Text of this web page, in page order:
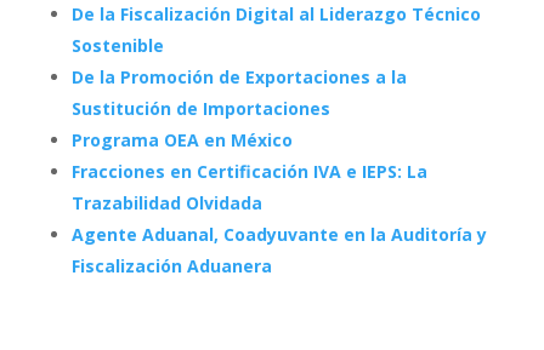
De la Fiscalización Digital al Liderazgo Técnico
Sostenible
De la Promoción de Exportaciones a la
Sustitución de Importaciones
Programa OEA en México
Fracciones en Certificación IVA e IEPS: La
Trazabilidad Olvidada
Agente Aduanal, Coadyuvante en la Auditoría y
Fiscalización Aduanera